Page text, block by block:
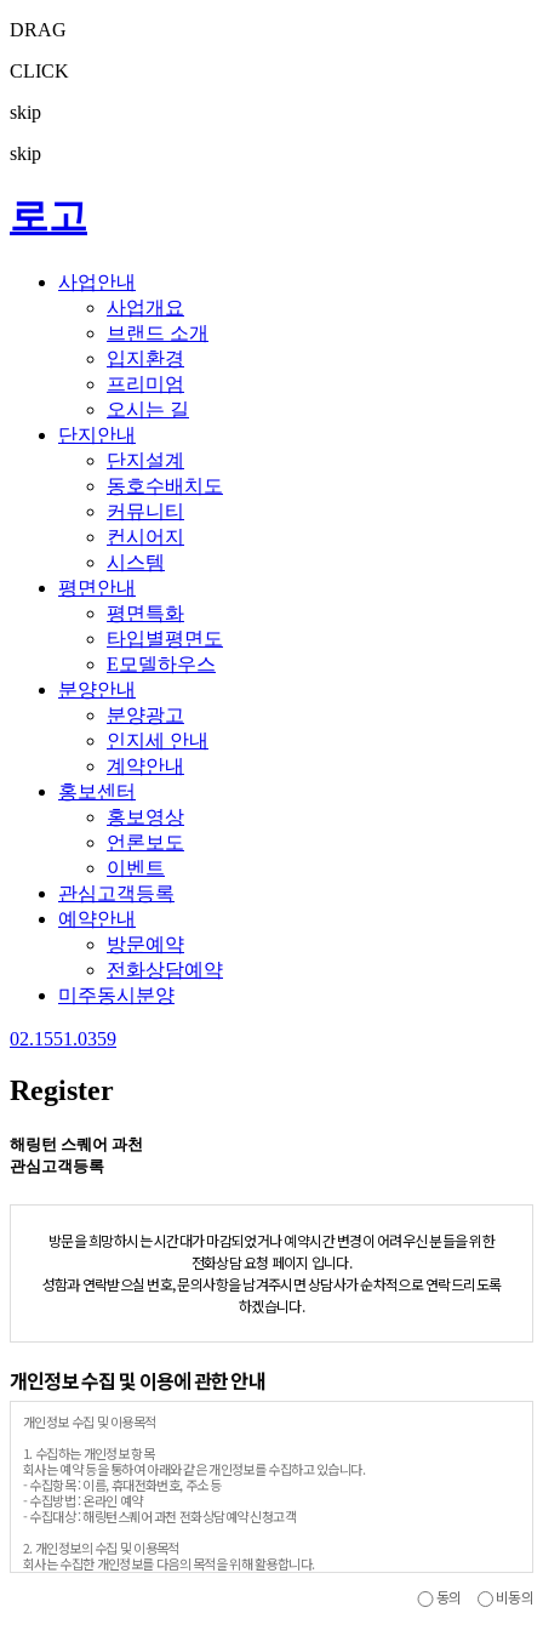
DRAG
CLICK
skip
skip
로고
사업안내
사업개요
브랜드 소개
입지환경
프리미엄
오시는 길
단지안내
단지설계
동호수배치도
커뮤니티
컨시어지
시스템
평면안내
평면특화
타입별평면도
E모델하우스
분양안내
분양광고
인지세 안내
계약안내
홍보센터
홍보영상
언론보도
이벤트
관심고객등록
예약안내
방문예약
전화상담예약
미주동시분양
02.1551.0359
Register
해링턴 스퀘어 과천
관심고객등록